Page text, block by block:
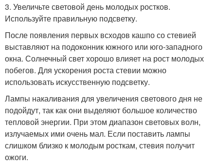
3. Увеличьте световой день молодых ростков.
Используйте правильную подсветку.
После появления первых всходов кашпо со стевией
выставляют на подоконник южного или юго-западного
окна. Солнечный свет хорошо влияет на рост молодых
побегов. Для ускорения роста стевии можно
использовать искусственную подсветку.
Лампы накаливания для увеличения светового дня не
подойдут, так как они выделяют большое количество
тепловой энергии. При этом диапазон световых волн,
излучаемых ими очень мал. Если поставить лампы
слишком близко к молодым росткам, стевия получит
ожоги.